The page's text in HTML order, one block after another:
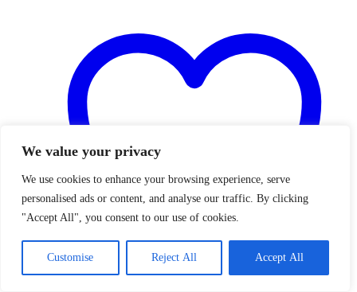
We value your privacy
We use cookies to enhance your browsing experience, serve
personalised ads or content, and analyse our traffic. By clicking
"Accept All", you consent to our use of cookies.
Customise Reject All Accept All